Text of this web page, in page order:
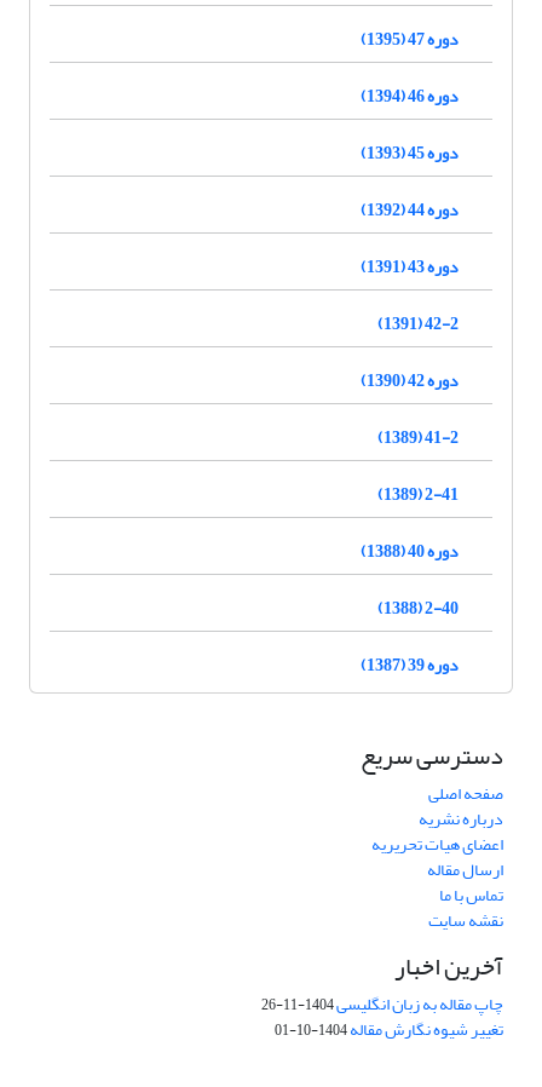
دوره 47 (1395)
دوره 46 (1394)
دوره 45 (1393)
دوره 44 (1392)
دوره 43 (1391)
42-2 (1391)
دوره 42 (1390)
41-2 (1389)
2-41 (1389)
دوره 40 (1388)
2-40 (1388)
دوره 39 (1387)
دسترسی سریع
صفحه اصلی
درباره نشریه
اعضای هیات تحریریه
ارسال مقاله
تماس با ما
نقشه سایت
آخرین اخبار
چاپ مقاله به زبان انگلیسی1404-11-26
تغییر شیوه نگارش مقاله1404-10-01